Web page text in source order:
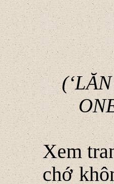
Xem
chớ